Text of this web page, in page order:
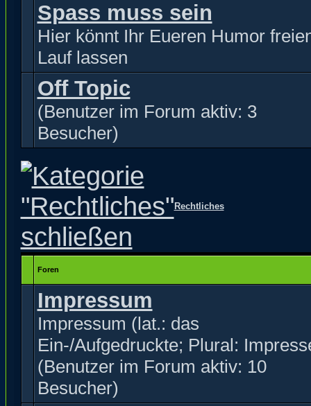
Spass muss sein
Hier könnt Ihr Eueren Humor
Lauf lassen
Off Topic
(Benutzer im Forum aktiv: 3
Besucher)
Rechtliches
Foren
Impressum
Impressum (lat.: das
Ein-/Aufgedruckte; Plural:
(Benutzer im Forum aktiv: 10
Besucher)